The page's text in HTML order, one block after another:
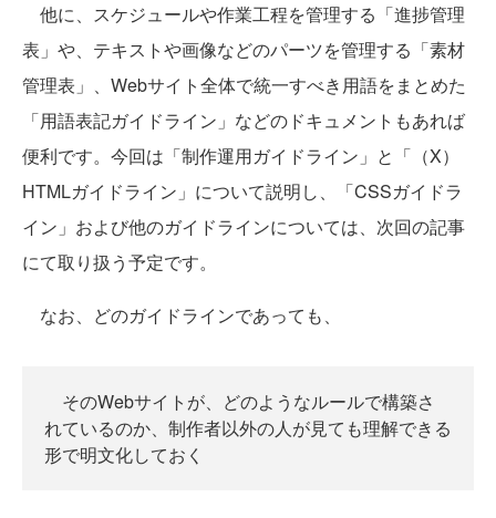
他に、スケジュールや作業工程を管理する「進捗管理
表」や、テキストや画像などのパーツを管理する「素材
管理表」、Webサイト全体で統一すべき用語をまとめた
「用語表記ガイドライン」などのドキュメントもあれば
便利です。今回は「制作運用ガイドライン」と「（X）
HTMLガイドライン」について説明し、「CSSガイドラ
イン」および他のガイドラインについては、次回の記事
にて取り扱う予定です。
なお、どのガイドラインであっても、
そのWebサイトが、どのようなルールで構築さ
れているのか、制作者以外の人が見ても理解できる
形で明文化しておく